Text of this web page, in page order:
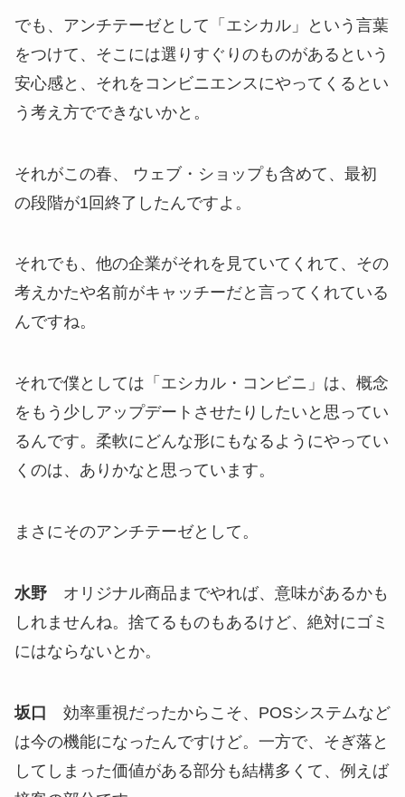
でも、アンチテーゼとして「エシカル」という言葉
をつけて、そこには選りすぐりのものがあるという
安心感と、それをコンビニエンスにやってくるとい
う考え方でできないかと。
それがこの春、 ウェブ・ショップも含めて、最初
の段階が1回終了したんですよ。
それでも、他の企業がそれを見ていてくれて、その
考えかたや名前がキャッチーだと言ってくれている
んですね。
それで僕としては「エシカル・コンビニ」は、概念
をもう少しアップデートさせたりしたいと思ってい
るんです。柔軟にどんな形にもなるようにやってい
くのは、ありかなと思っています。
まさにそのアンチテーゼとして。
水野 オリジナル商品までやれば、意味があるかも
しれませんね。捨てるものもあるけど、絶対にゴミ
にはならないとか。
坂口 効率重視だったからこそ、POSシステムなど
は今の機能になったんですけど。一方で、そぎ落と
してしまった価値がある部分も結構多くて、例えば